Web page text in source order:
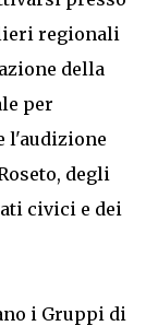
regionali
della
per
l'audizione
degli
civici e dei
i Gruppi di